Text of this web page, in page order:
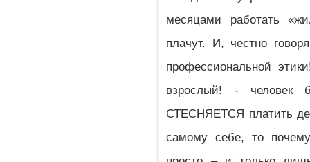
месяцами работать
плачут. И, честно
профессиональной
взрослый! - человек
СТЕСНЯЕТСЯ платить
самому себе, то